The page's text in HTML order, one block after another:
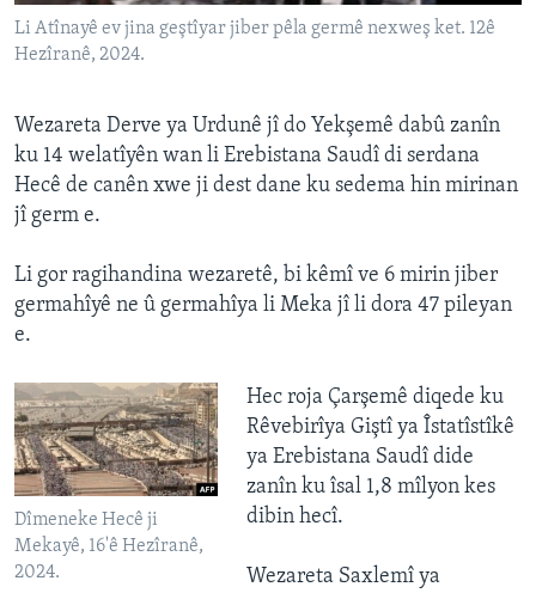
Li Atînayê ev jina geştîyar jiber pêla germê nexweş ket. 12ê
Hezîranê, 2024.
Wezareta Derve ya Urdunê jî do Yekşemê dabû zanîn
ku 14 welatîyên wan li Erebistana Saudî di serdana
Hecê de canên xwe ji dest dane ku sedema hin mirinan
jî germ e.
Li gor ragihandina wezaretê, bi kêmî ve 6 mirin jiber
germahîyê ne û germahîya li Meka jî li dora 47 pileyan
e.
Dîmeneke Hecê ji
Mekayê, 16'ê Hezîranê,
2024.
Hec roja Çarşemê diqede ku
Rêvebirîya Giştî ya Îstatîstîkê
ya Erebistana Saudî dide
zanîn ku îsal 1,8 mîlyon kes
dibin hecî.
Wezareta Saxlemî ya